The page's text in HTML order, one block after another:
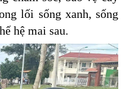
lối sống xanh, sống
hệ mai sau.